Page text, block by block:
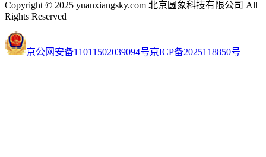
Copyright © 2025 yuanxiangsky.com 北京圆象科技有限公司 All
Rights Reserved
京公网安备11011502039094号京ICP备2025118850号